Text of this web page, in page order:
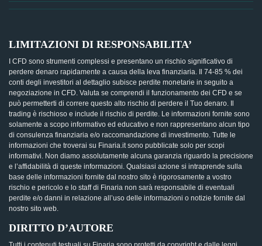
LIMITAZIONI DI RESPONSABILITA’
I CFD sono strumenti complessi e presentano un rischio significativo di
perdere denaro rapidamente a causa della leva finanziaria. Il 74-85 % dei
conti degli investitori al dettaglio subisce perdite monetarie in seguito a
negoziazione in CFD. Valuta se comprendi il funzionamento dei CFD e se
può permetterti di correre questo alto rischio di perdere il Tuo denaro. Il
trading è rischioso e include il rischio di perdite. Le informazioni fornite sono
solamente a scopo informativo ed educativo e non rappresentano alcun tipo
di consulenza finanziaria e/o raccomandazione di investimento. Tutte le
informazioni che troverai su Finaria.it sono pubblicate solo per scopi
informativi. Non diamo assolutamente alcuna garanzia riguardo la precisione
e l’affidabilità di queste informazioni. Qualsiasi azione si intraprende sulla
base delle informazioni fornite dal nostro sito è rigorosamente a vostro
rischio e pericolo e lo staff di Finaria non sarà responsabile di eventuali
perdite e/o danni in relazione all’uso delle informazioni o notizie fornite dal
nostro sito web.
DIRITTO D’AUTORE